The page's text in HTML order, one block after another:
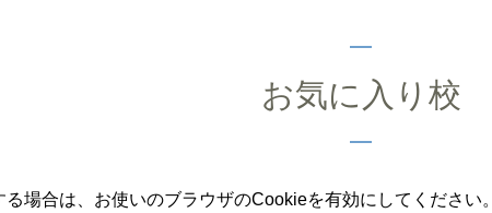
お気に入り校
場合は、お使いのブラウザのCookieを有効にしてください。